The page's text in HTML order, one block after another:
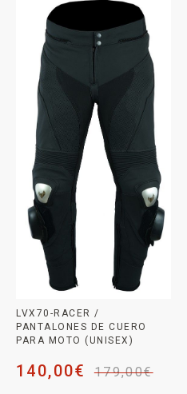
LVX70-RACER /
PANTALONES DE CUERO
PARA MOTO (UNISEX)
179,00€
140,00€